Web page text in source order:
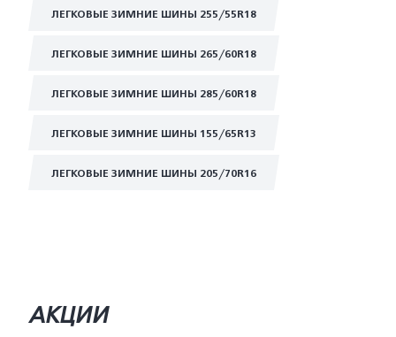
ЛЕГКОВЫЕ ЗИМНИЕ ШИНЫ 255/55R18
ЛЕГКОВЫЕ ЗИМНИЕ ШИНЫ 265/60R18
ЛЕГКОВЫЕ ЗИМНИЕ ШИНЫ 285/60R18
ЛЕГКОВЫЕ ЗИМНИЕ ШИНЫ 155/65R13
ЛЕГКОВЫЕ ЗИМНИЕ ШИНЫ 205/70R16
АКЦИИ